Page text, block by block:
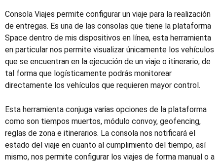
Consola Viajes permite configurar un viaje para la realización
de entregas. Es una de las consolas que tiene la plataforma
Space dentro de mis dispositivos en línea, esta herramienta
en particular nos permite visualizar únicamente los vehículos
que se encuentran en la ejecución de un viaje o itinerario, de
tal forma que logísticamente podrás monitorear
directamente los vehículos que requieren mayor control.
Esta herramienta conjuga varias opciones de la plataforma
como son tiempos muertos, módulo convoy, geofencing,
reglas de zona e itinerarios. La consola nos notificará el
estado del viaje en cuanto al cumplimiento del tiempo, así
mismo, nos permite configurar los viajes de forma manual o a